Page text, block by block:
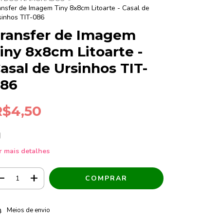
de Imagem Tiny 8x8cm Litoarte - Casal de
TIT-086
de Imagem
8x8cm Litoarte -
de Ursinhos TIT-
mais detalhes
para o CEP:
Meios de envio